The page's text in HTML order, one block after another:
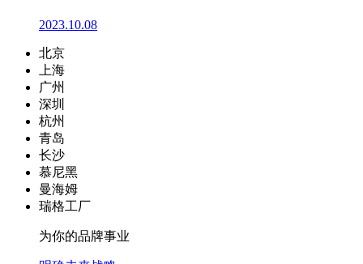
2023.10.08
北京
上海
广州
深圳
杭州
青岛
长沙
慕尼黑
曼海姆
瑞格工厂
为你的品牌事业